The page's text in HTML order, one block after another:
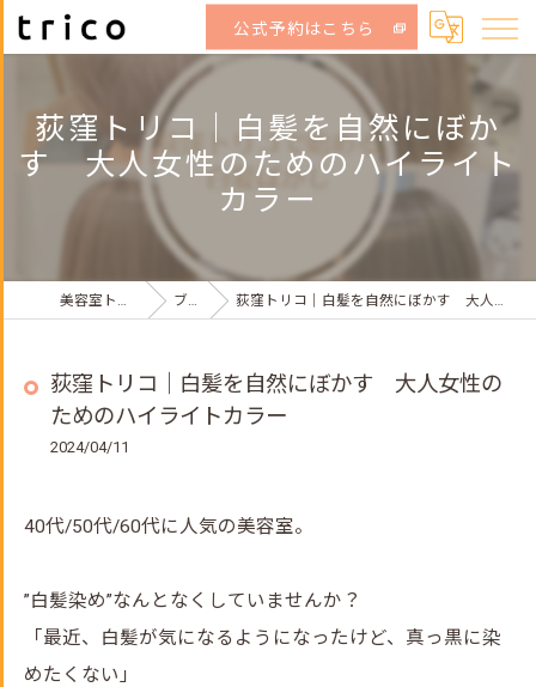
公式予約はこちら
荻窪トリコ｜白髪を自然にぼか
す 大人女性のためのハイライト
カラー
美容室トリコ荻窪店 ブログ 荻窪トリコ｜白髪を自然にぼかす 大人女性のためのハイライトカラー
荻窪トリコ｜白髪を自然にぼかす 大人女性の
ためのハイライトカラー
2024/04/11
40代/50代/60代に人気の美容室。
”白髪染め”なんとなくしていませんか？
「最近、白髪が気になるようになったけど、真っ黒に染
めたくない」